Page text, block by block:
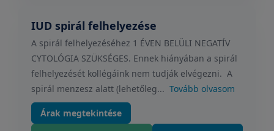
IUD spirál felhelyezése
A spirál felhelyezéséhez 1 ÉVEN BELÜLI NEGATÍV
CYTOLÓGIA SZÜKSÉGES. Ennek hiányában a spirál
felhelyezését kollégáink nem tudják elvégezni. A
spirál menzesz alatt (lehetőleg... Tovább olvasom
Árak megtekintése